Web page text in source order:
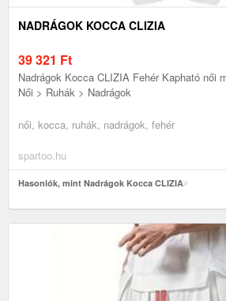
NADRÁGOK KOCCA CLIZIA
39 321 Ft
Nadrágok Kocca CLIZIA Fehér Kapható női
Női > Ruhák > Nadrágok
női, kocca, ruhák, nadrágok, fehér
spartoo.hu
Hasonlók, mint Nadrágok Kocca CLIZIA